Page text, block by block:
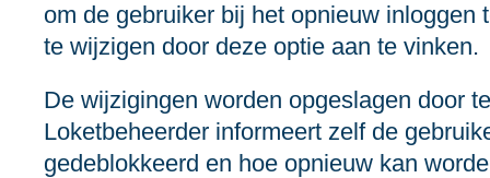
om de gebruiker bij het opnieuw inloggen
te wijzigen door deze optie aan te vinken.
De wijzigingen worden opgeslagen door
Loketbeheerder informeert zelf de
gedeblokkeerd en hoe opnieuw kan